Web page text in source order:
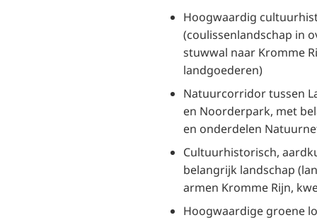
Hoogwaardig
(coulissenlandschap in
stuwwal naar Kromme
landgoederen)
Natuurcorridor tussen
en Noorderpark, met
en onderdelen
Cultuurhistorisch,
belangrijk landschap
armen Kromme Rijn,
Hoogwaardige groene